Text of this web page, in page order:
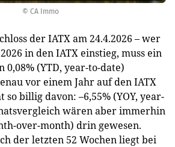
© CA Immo
der IATX am 24.4.2026 – wer
in den IATX einstieg, muss ein
0,08% (YTD, year-to-date)
vor einem Jahr auf den IATX
so billig davon: –6,55% (YOY, year-
wären aber immerhin
over-month) drin gewesen.
der ­letzten 52 Wochen liegt bei